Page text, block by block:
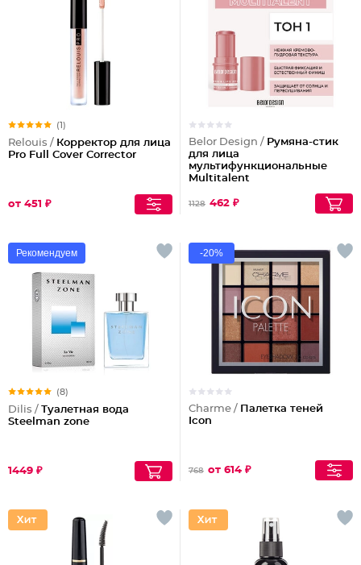
(1)
Relouis / Корректор для лица
Pro Full Cover Corrector
от 451 ₽
Belor Design / Румяна-стик
для лица
мультифункциональные
Multitalent
1128 462 ₽
Рекомендуем
(8)
Dilis / Туалетная вода
Steelman zone
1449 ₽
-20%
Charme / Палетка теней
Icon
768 от 614 ₽